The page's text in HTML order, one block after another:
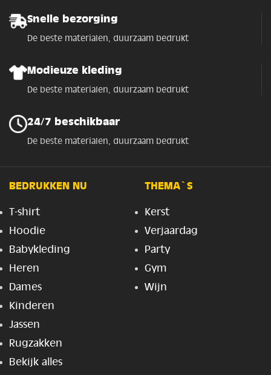
Snelle bezorging
De beste materialen, duurzaam bedrukt
Modieuze kleding
De beste materialen, duurzaam bedrukt
24/7 beschikbaar
De beste materialen, duurzaam bedrukt
BEDRUKKEN NU
T-shirt
Hoodie
Babykleding
Heren
Dames
Kinderen
Jassen
Rugzakken
Bekijk alles
THEMA`S
Kerst
Verjaardag
Party
Gym
Wijn